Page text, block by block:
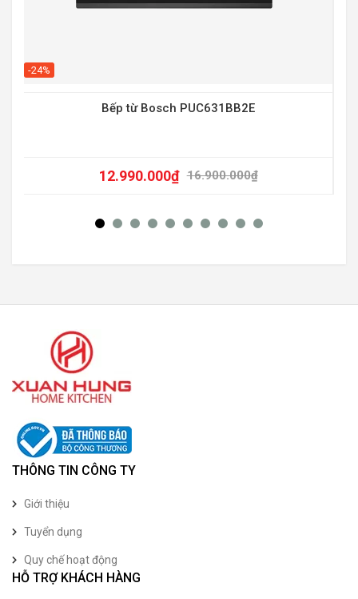
-24%
Bếp từ Bosch PUC631BB2E
16.900.000₫
12.990.000₫
THÔNG TIN CÔNG TY
Giới thiệu
Tuyển dụng
Quy chế hoạt động
HỖ TRỢ KHÁCH HÀNG